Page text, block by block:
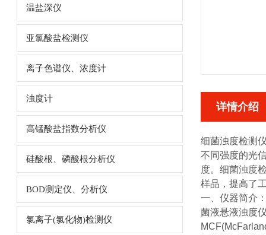
温盐深仪
亚氯酸盐检测仪
离子色谱仪、浓度计
浊度计
高锰酸盐指数分析仪
硅酸根、磷酸根分析仪
BOD测定仪、分析仪
氯离子(氯化物)检测仪
详情介绍
细菌浊度检测
不同强度的光
度。细菌浊度
样品，提高了
一、仪器简介
菌液悬液浊度